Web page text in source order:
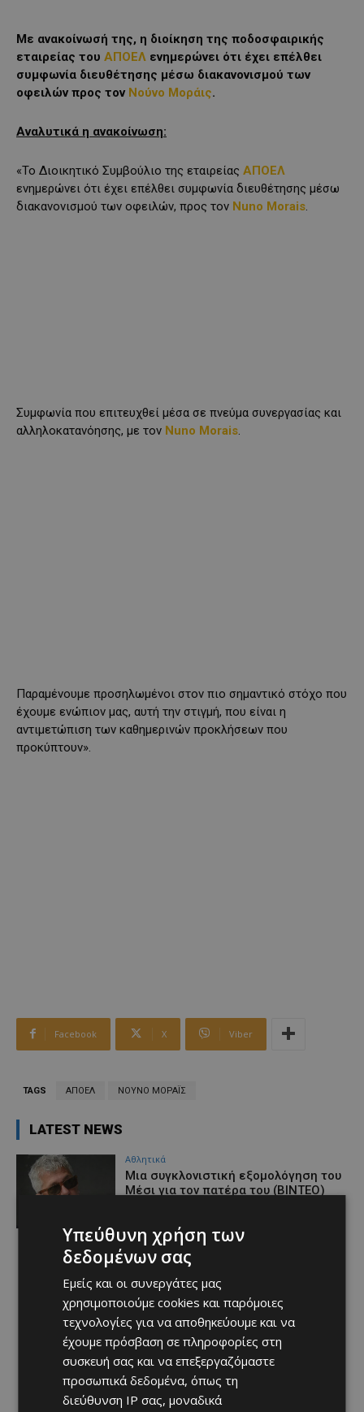
Με ανακοίνωσή της, η διοίκηση της ποδοσφαιρικής
εταιρείας του ΑΠΟΕΛ ενημερώνει ότι έχει επέλθει
συμφωνία διευθέτησης μέσω διακανονισμού των
οφειλών προς τον Νούνο Μοράις.
Αναλυτικά η ανακοίνωση:
«Το Διοικητικό Συμβούλιο της εταιρείας ΑΠΟΕΛ
ενημερώνει ότι έχει επέλθει συμφωνία διευθέτησης μέσω
διακανονισμού των οφειλών, προς τον Nuno Morais.
Συμφωνία που επιτευχθεί μέσα σε πνεύμα συνεργασίας και
αλληλοκατανόησης, με τον Nuno Morais.
Παραμένουμε προσηλωμένοι στον πιο σημαντικό στόχο που
έχουμε ενώπιον μας, αυτή την στιγμή, που είναι η
αντιμετώπιση των καθημερινών προκλήσεων που
προκύπτουν».
Facebook X Viber
TAGS ΑΠΟΕΛ ΝΟΥΝΟ ΜΟΡΑΪΣ
LATEST NEWS
Αθλητικά
Μια συγκλονιστική εξομολόγηση του
Μέσι για τον πατέρα του (ΒΙΝΤΕΟ)
Υπεύθυνη χρήση των
δεδομένων σας
Εμείς και οι συνεργάτες μας
χρησιμοποιούμε cookies και παρόμοιες
τεχνολογίες για να αποθηκεύουμε και να
έχουμε πρόσβαση σε πληροφορίες στη
συσκευή σας και να επεξεργαζόμαστε
προσωπικά δεδομένα, όπως τη
διεύθυνση IP σας, μοναδικά